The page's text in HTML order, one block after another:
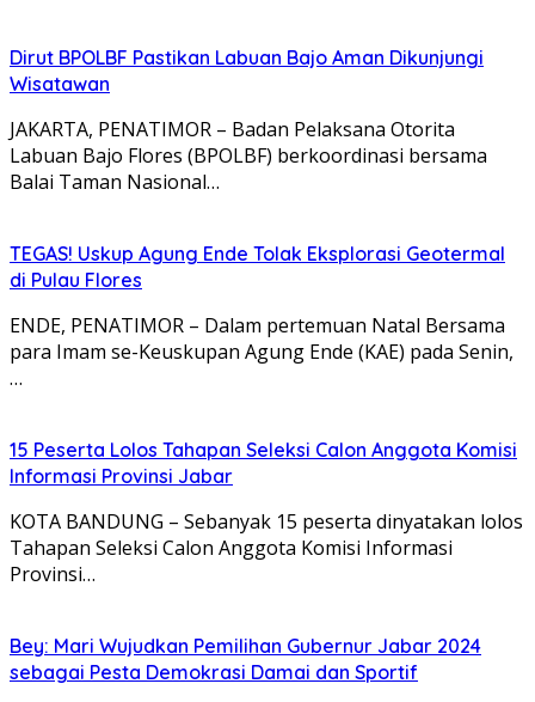
Dirut BPOLBF Pastikan Labuan Bajo Aman Dikunjungi
Wisatawan
JAKARTA, PENATIMOR – Badan Pelaksana Otorita
Labuan Bajo Flores (BPOLBF) berkoordinasi bersama
Balai Taman Nasional…
TEGAS! Uskup Agung Ende Tolak Eksplorasi Geotermal
di Pulau Flores
ENDE, PENATIMOR – Dalam pertemuan Natal Bersama
para Imam se-Keuskupan Agung Ende (KAE) pada Senin,
…
15 Peserta Lolos Tahapan Seleksi Calon Anggota Komisi
Informasi Provinsi Jabar
KOTA BANDUNG – Sebanyak 15 peserta dinyatakan lolos
Tahapan Seleksi Calon Anggota Komisi Informasi
Provinsi…
Bey: Mari Wujudkan Pemilihan Gubernur Jabar 2024
sebagai Pesta Demokrasi Damai dan Sportif